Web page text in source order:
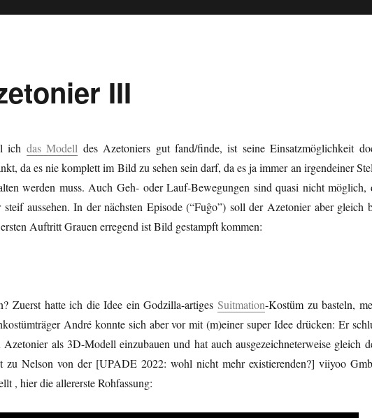
III
ich das Modell des Azetoniers gut fand/finde, ist seine Einsatzmöglichkeit
da es nie komplett im Bild zu sehen sein darf, da es ja immer an irgendeiner
werden muss. Auch Geh- oder Lauf-Bewegungen sind quasi nicht möglich,
steif aussehen.In der nächsten Episode (“Fuĝo”) soll der Azetonier aber gleich
Auftritt Grauen erregend ist Bild gestampft kommen:
Zuerst hatte ich die Idee ein Godzilla-artigesSuitmation-Kostüm zu basteln,
André konnte sich aber vor mit (m)einer super Idee drücken: Er
Azetonier als 3D-Modell einzubauen und hat auch ausgezeichneterweise gleich
zu Nelson von der [UPADE 2022: wohl nicht mehr existierenden?] viiyoo
, hier die allererste Rohfassung: